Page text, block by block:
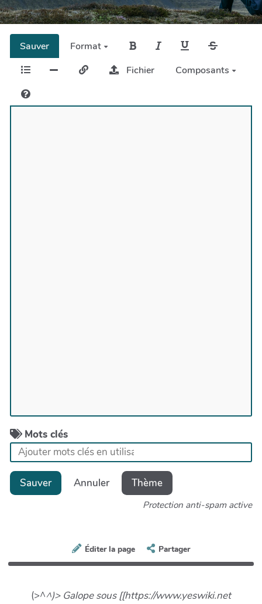
Sauver
Format
Fichier
Composants
Mots clés
Sauver Annuler Thème
Protection anti-spam active
Éditer la page Partager
(>^^)> Galope sous [[https://www.yeswiki.net